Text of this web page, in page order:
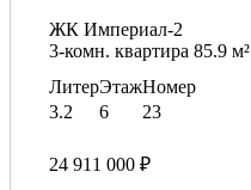
ЖК Империал-2
3-комн. квартира 85.9 м²
Литер
3.2
Этаж
6
Номер
23
24 911 000 ₽